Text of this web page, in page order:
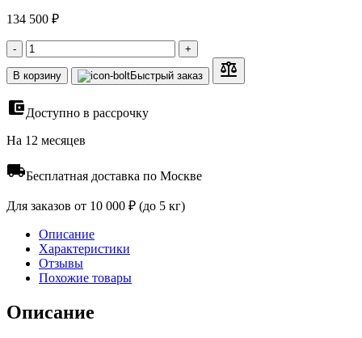
134 500 ₽
- +
В корзину Быстрый заказ
Доступно в рассрочку
На 12 месяцев
Бесплатная доставка по Москве
Для заказов от 10 000 ₽ (до 5 кг)
Описание
Характеристики
Отзывы
Похожие товары
Описание